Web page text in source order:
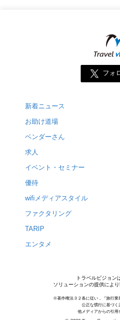
フォ
新着ニュース
お助け道場
ベンダーさん
求人
イベント・セミナー
優待
wifiメディアスタイル
ファクタリング
TARIP
エンタメ
トラベルビジョン
ソリューションの提供によ
※著作権法３２条に従い，『旅行業
公正な慣行に基づく
他メディアからの引用